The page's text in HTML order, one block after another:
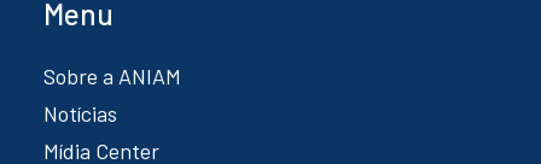
Menu
Sobre a ANIAM
Notícias
Mídia Center